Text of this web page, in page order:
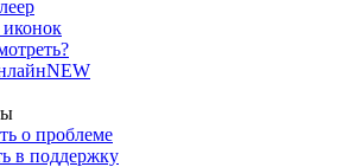
иконок
NEW
о проблеме
в поддержку